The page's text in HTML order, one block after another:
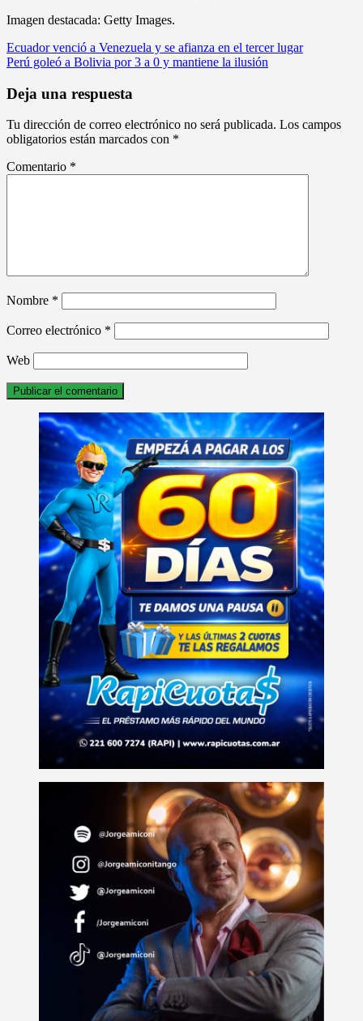
Imagen destacada: Getty Images.
Navegación
de
entradas
Ecuador venció a Venezuela y se afianza en el tercer lugar
Perú goleó a Bolivia por 3 a 0 y mantiene la ilusión
Deja una respuesta
Tu dirección de correo electrónico no será publicada. Los campos
obligatorios están marcados con *
Comentario *
Nombre *
Correo electrónico *
Web